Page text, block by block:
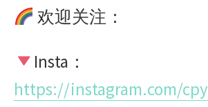
欢迎关注：
Insta：
https://instagram.com/